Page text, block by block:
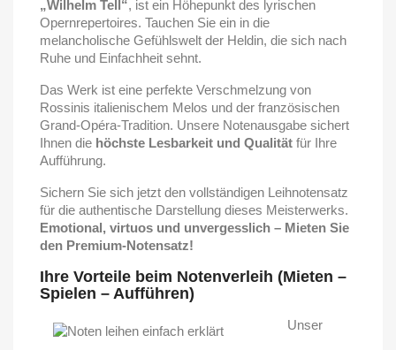
„Wilhelm Tell“, ist ein Höhepunkt des lyrischen
Opernrepertoires. Tauchen Sie ein in die
melancholische Gefühlswelt der Heldin, die sich nach
Ruhe und Einfachheit sehnt.
Das Werk ist eine perfekte Verschmelzung von
Rossinis italienischem Melos und der französischen
Grand-Opéra-Tradition. Unsere Notenausgabe sichert
Ihnen die höchste Lesbarkeit und Qualität für Ihre
Aufführung.
Sichern Sie sich jetzt den vollständigen Leihnotensatz
für die authentische Darstellung dieses Meisterwerks.
Emotional, virtuos und unvergesslich – Mieten Sie
den Premium-Notensatz!
Ihre Vorteile beim Notenverleih (Mieten –
Spielen – Aufführen)
Unser